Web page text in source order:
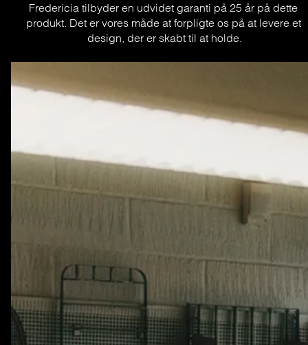
Fredericia tilbyder en udvidet garanti på 25 år på dette
produkt. Det er vores måde at forpligte os på at levere et
design, der er skabt til at holde.